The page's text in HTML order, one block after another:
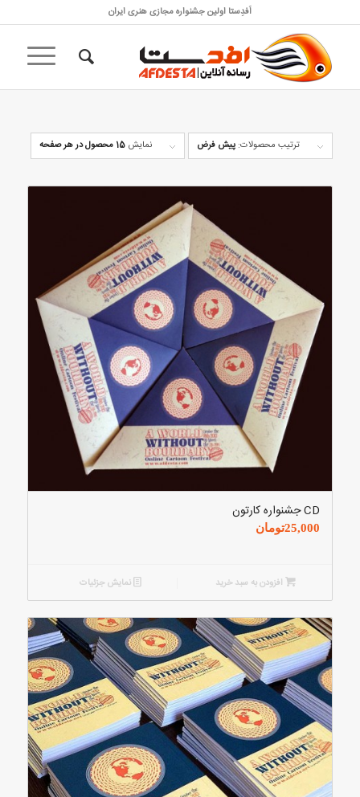
اَفدِستا اولین جشنواره مجازی هنری ایران
ترتیب محصولات: پیش فرض نمایش 15 محصول در هر صفحه
CD جشنواره کارتون
25,000تومان
افزودن به سبد خرید نمایش جزئیات